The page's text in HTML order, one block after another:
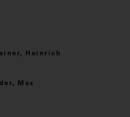
Heinrich
Max